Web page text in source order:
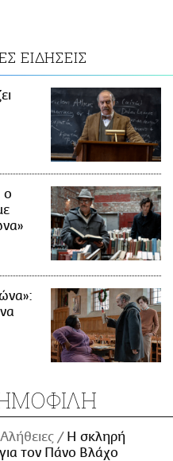
ΕΙΔΗΣΕΙΣ
ο
H σκληρή
τον Πάνο Βλάχο